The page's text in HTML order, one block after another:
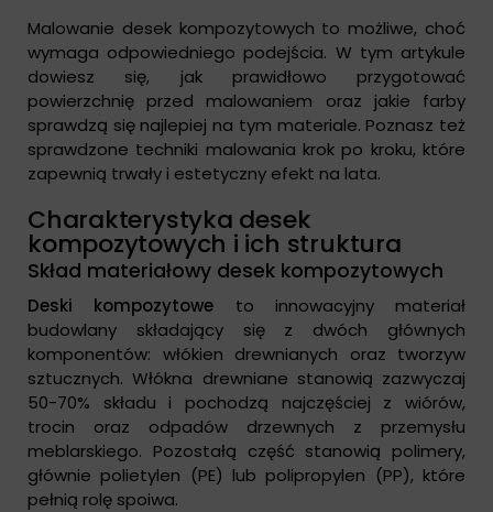
Malowanie desek kompozytowych to możliwe, choć
wymaga odpowiedniego podejścia. W tym artykule
dowiesz się, jak prawidłowo przygotować
powierzchnię przed malowaniem oraz jakie farby
sprawdzą się najlepiej na tym materiale. Poznasz też
sprawdzone techniki malowania krok po kroku, które
zapewnią trwały i estetyczny efekt na lata.
Charakterystyka desek
kompozytowych i ich struktura
Skład materiałowy desek kompozytowych
Deski kompozytowe to innowacyjny materiał
budowlany składający się z dwóch głównych
komponentów: włókien drewnianych oraz tworzyw
sztucznych. Włókna drewniane stanowią zazwyczaj
50-70% składu i pochodzą najczęściej z wiórów,
trocin oraz odpadów drzewnych z przemysłu
meblarskiego. Pozostałą część stanowią polimery,
głównie polietylen (PE) lub polipropylen (PP), które
pełnią rolę spoiwa.